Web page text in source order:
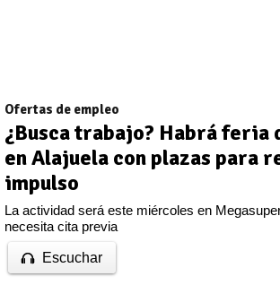
Ofertas de empleo
¿Busca trabajo? Habrá feria
en Alajuela con plazas para
impulso
La actividad será este miércoles en
necesita cita previa
Escuchar